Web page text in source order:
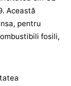
Această
pentru
fosili,